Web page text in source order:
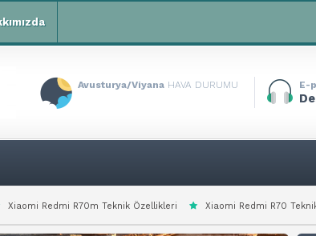
Avusturya/Viyana HAVA DURUMU E-
Teknik Özellikleri Xiaomi Redmi R70 Teknik Özellikleri